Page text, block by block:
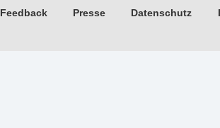
Feedback Presse Datenschutz